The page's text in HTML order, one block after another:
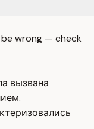
wrong — check
вызвана